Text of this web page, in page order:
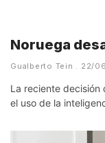
Noruega
Gualberto Tein 22/
La reciente
el uso de la